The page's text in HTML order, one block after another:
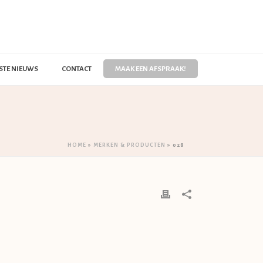
NIEUWS CONTACT MAAK EEN AFSPRAAK!
HOME » MERKEN & PRODUCTEN » 028